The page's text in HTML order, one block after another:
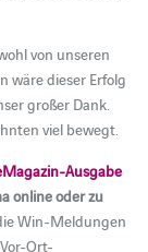
von unseren
wäre dieser Erfolg
großer Dank.
viel bewegt.
Ausgabe
online oder zu
Win-Meldungen
Ort-